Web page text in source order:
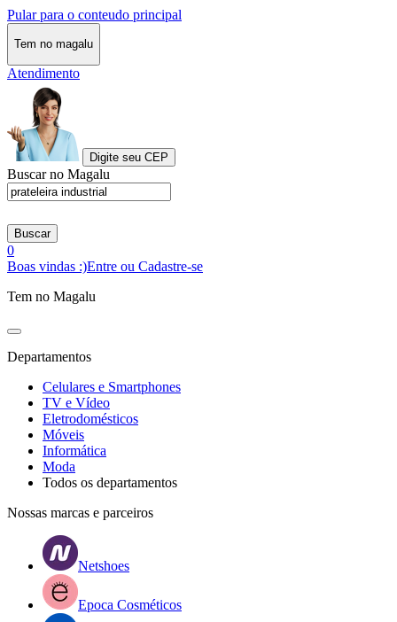
Pular para o conteudo principal
Tem no magalu
Atendimento
Digite seu CEP
Buscar no Magalu
Buscar
0
Boas vindas :)Entre ou Cadastre-se
Tem no Magalu
Departamentos
Celulares e Smartphones
TV e Vídeo
Eletrodomésticos
Móveis
Informática
Moda
Todos os departamentos
Nossas marcas e parceiros
Netshoes
Epoca Cosméticos